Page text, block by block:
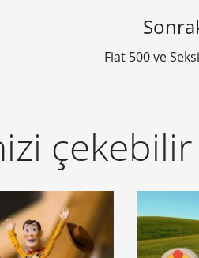
Fiat 500 ve
çekebilir